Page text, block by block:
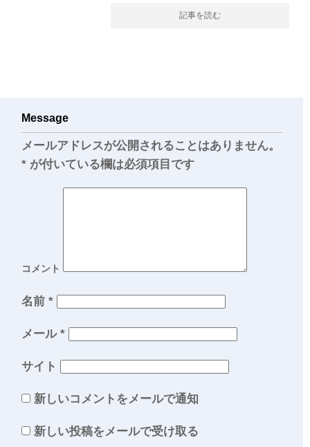
記事を読む
Message
メールアドレスが公開されることはありません。
* が付いている欄は必須項目です
コメント
名前 *
メール *
サイト
新しいコメントをメールで通知
新しい投稿をメールで受け取る